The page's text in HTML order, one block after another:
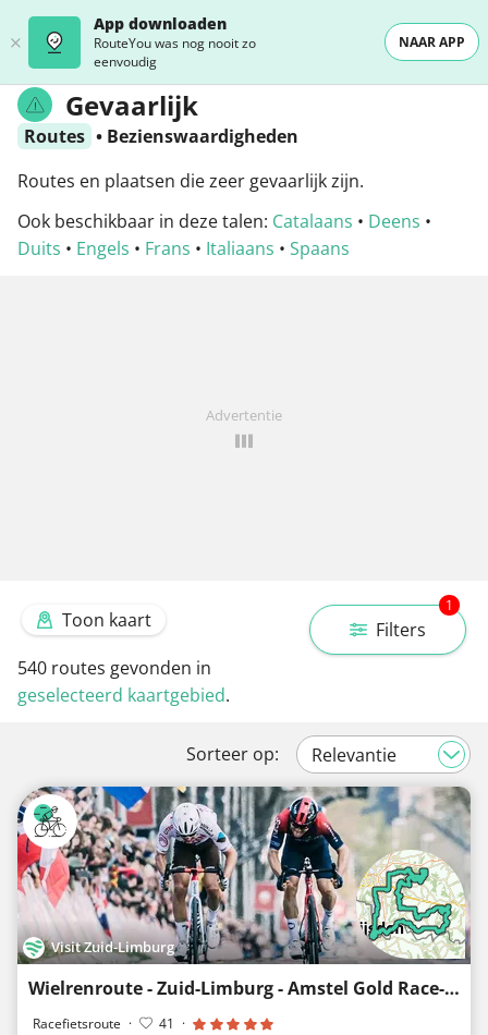
App downloaden
RouteYou was nog nooit zo
eenvoudig
NAAR APP
Gevaarlijk
Routes • Bezienswaardigheden
Routes en plaatsen die zeer gevaarlijk zijn.
Ook beschikbaar in deze talen: Catalaans • Deens •
Duits • Engels • Frans • Italiaans • Spaans
Advertentie
Filters
1
Toon kaart
540 routes gevonden in
geselecteerd kaartgebied.
Sorteer op:
Visit Zuid-Limburg
Wielrenroute - Zuid-Limburg - Amstel Gold Race-Lus 3
Racefietsroute · 41 ·